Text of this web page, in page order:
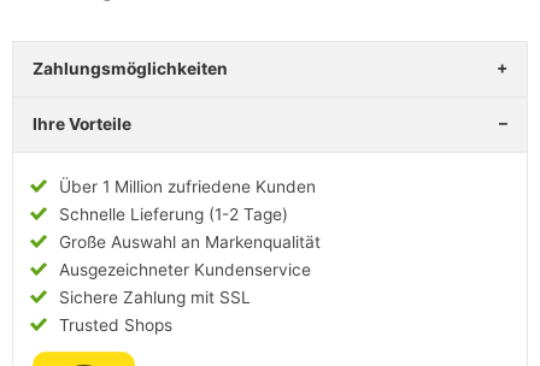
Zahlungsmöglichkeiten
Ihre Vorteile
Über 1 Million zufriedene Kunden
Schnelle Lieferung (1-2 Tage)
Große Auswahl an Markenqualität
Ausgezeichneter Kundenservice
Sichere Zahlung mit SSL
Trusted Shops